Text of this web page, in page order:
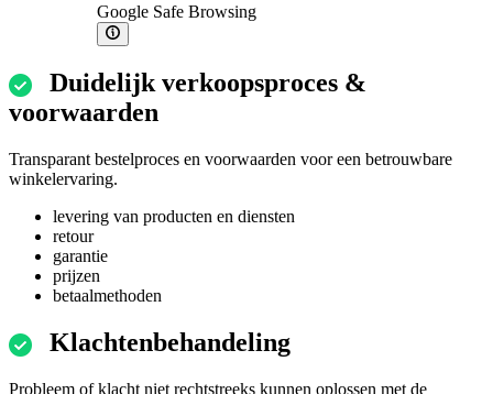
Google Safe Browsing
Duidelijk verkoopsproces &
voorwaarden
Transparant bestelproces en voorwaarden voor een betrouwbare
winkelervaring.
levering van producten en diensten
retour
garantie
prijzen
betaalmethoden
Klachtenbehandeling
Probleem of klacht niet rechtstreeks kunnen oplossen met de